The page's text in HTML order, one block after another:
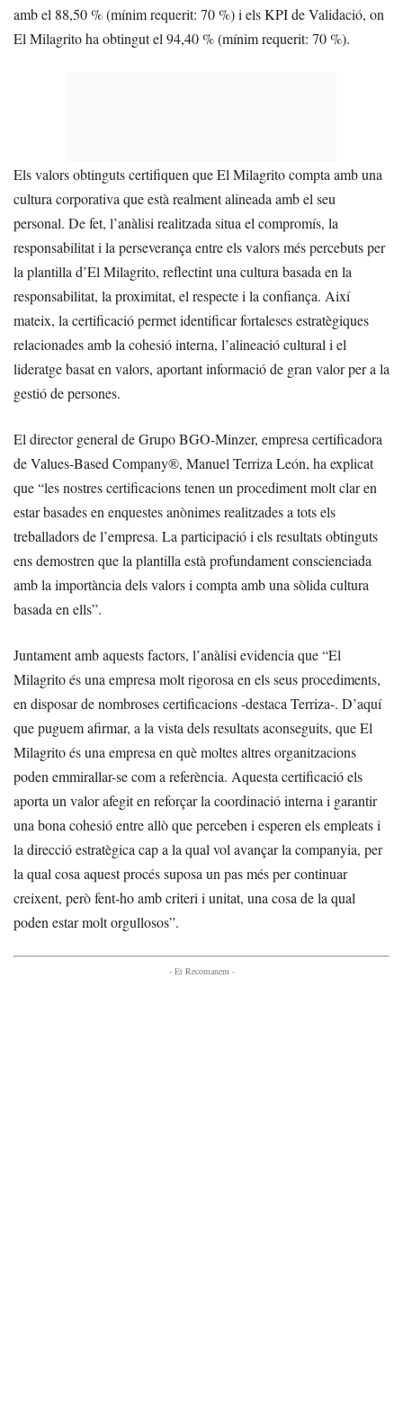
amb el 88,50 % (mínim requerit: 70 %) i els KPI de Validació, on
El Milagrito ha obtingut el 94,40 % (mínim requerit: 70 %).
Els valors obtinguts certifiquen que El Milagrito compta amb una
cultura corporativa que està realment alineada amb el seu
personal. De fet, l’anàlisi realitzada situa el compromís, la
responsabilitat i la perseverança entre els valors més percebuts per
la plantilla d’El Milagrito, reflectint una cultura basada en la
responsabilitat, la proximitat, el respecte i la confiança. Així
mateix, la certificació permet identificar fortaleses estratègiques
relacionades amb la cohesió interna, l’alineació cultural i el
lideratge basat en valors, aportant informació de gran valor per a la
gestió de persones.
El director general de Grupo BGO-Minzer, empresa certificadora
de Values-Based Company®, Manuel Terriza León, ha explicat
que “les nostres certificacions tenen un procediment molt clar en
estar basades en enquestes anònimes realitzades a tots els
treballadors de l’empresa. La participació i els resultats obtinguts
ens demostren que la plantilla està profundament conscienciada
amb la importància dels valors i compta amb una sòlida cultura
basada en ells”.
Juntament amb aquests factors, l’anàlisi evidencia que “El
Milagrito és una empresa molt rigorosa en els seus procediments,
en disposar de nombroses certificacions -destaca Terriza-. D’aquí
que puguem afirmar, a la vista dels resultats aconseguits, que El
Milagrito és una empresa en què moltes altres organitzacions
poden emmirallar-se com a referència. Aquesta certificació els
aporta un valor afegit en reforçar la coordinació interna i garantir
una bona cohesió entre allò que perceben i esperen els empleats i
la direcció estratègica cap a la qual vol avançar la companyia, per
la qual cosa aquest procés suposa un pas més per continuar
creixent, però fent-ho amb criteri i unitat, una cosa de la qual
poden estar molt orgullosos”.
- Et Recomanem -